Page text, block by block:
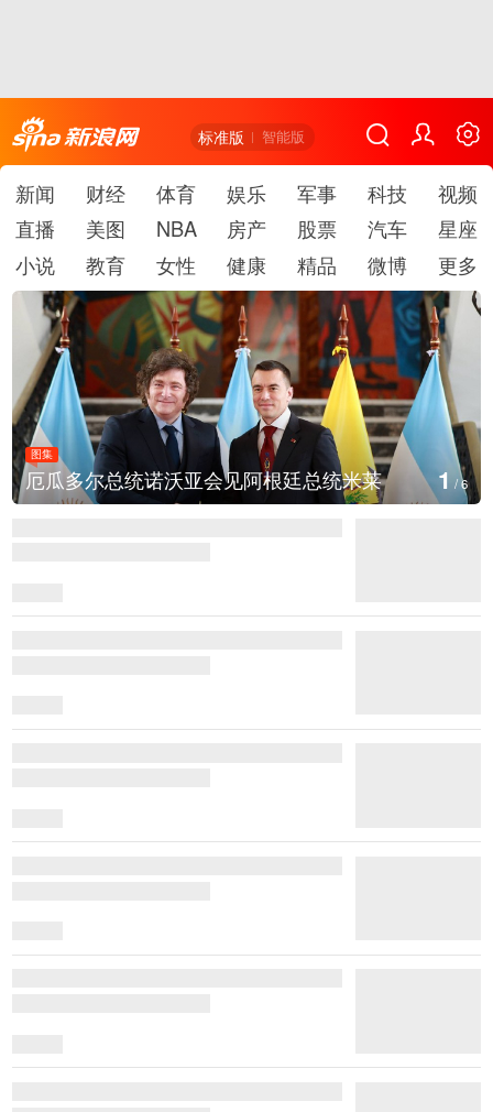
标准版 智能版
新闻 财经 体育 娱乐 军事 科技
视频
直播
美图 NBA 房产 股票 汽车
星座
小说
教育 女性 健康 精品 微博 更多
图集
美国斯波坎：野火烧毁700多所房屋 2/6